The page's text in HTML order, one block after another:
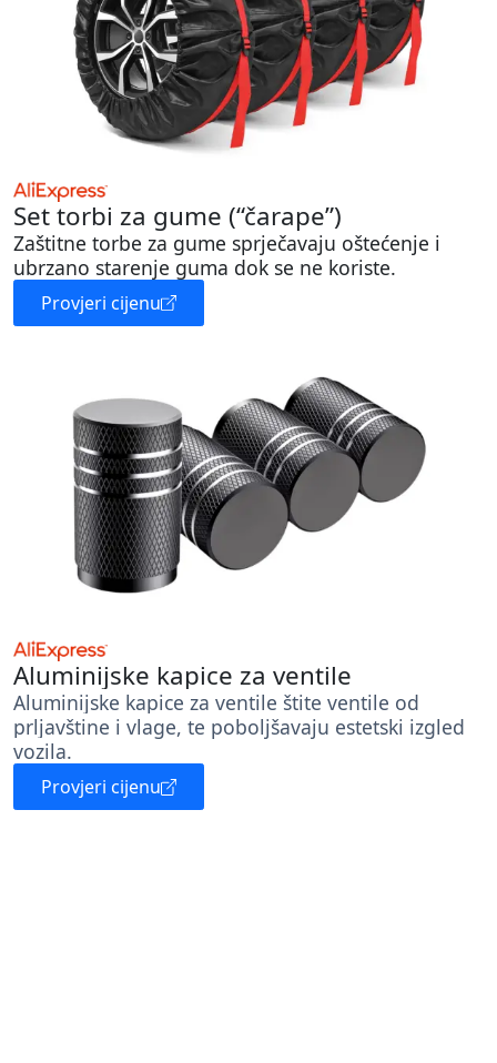
Set torbi za gume (“čarape”)
Zaštitne torbe za gume sprječavaju oštećenje i
ubrzano starenje guma dok se ne koriste.
Provjeri cijenu
Aluminijske kapice za ventile
Aluminijske kapice za ventile štite ventile od
prljavštine i vlage, te poboljšavaju estetski izgled
vozila.
Provjeri cijenu